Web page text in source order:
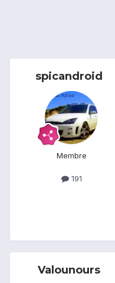
spicandroid
Membre
191
Valounours